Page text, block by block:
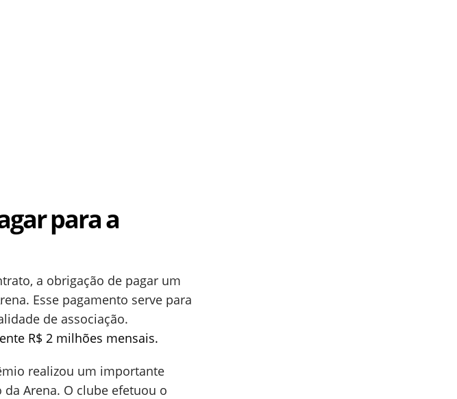
para a
a obrigação de pagar um
Esse pagamento serve para
de associação.
R$ 2 milhões mensais.
realizou um importante
Arena. O clube efetuou o